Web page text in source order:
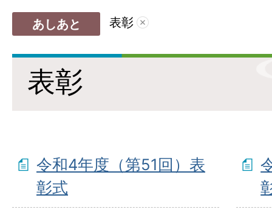
あしあと 表彰
表彰
令和4年度（第51回）表
彰式